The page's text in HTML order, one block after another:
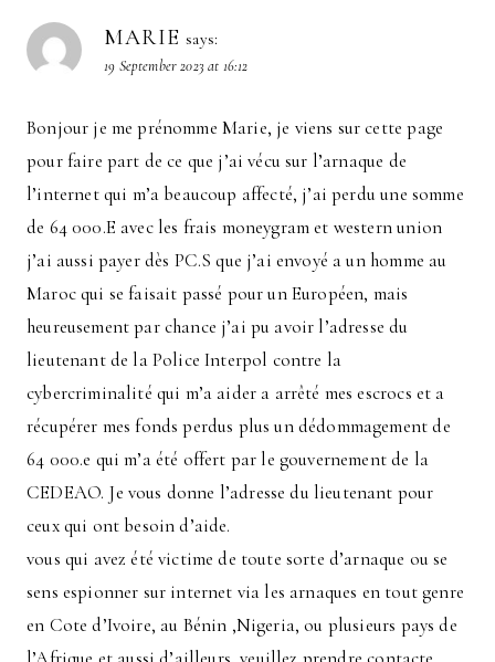
MARIE says:
19 September 2023 at 16:12
Bonjour je me prénomme Marie, je viens sur cette page
pour faire part de ce que j’ai vécu sur l’arnaque de
l’internet qui m’a beaucoup affecté, j’ai perdu une somme
de 64 000.E avec les frais moneygram et western union
j’ai aussi payer dès PC.S que j’ai envoyé a un homme au
Maroc qui se faisait passé pour un Européen, mais
heureusement par chance j’ai pu avoir l’adresse du
lieutenant de la Police Interpol contre la
cybercriminalité qui m’a aider a arrêté mes escrocs et a
récupérer mes fonds perdus plus un dédommagement de
64 000.e qui m’a été offert par le gouvernement de la
CEDEAO. Je vous donne l’adresse du lieutenant pour
ceux qui ont besoin d’aide.
vous qui avez été victime de toute sorte d’arnaque ou se
sens espionner sur internet via les arnaques en tout genre
en Cote d’Ivoire, au Bénin ,Nigeria, ou plusieurs pays de